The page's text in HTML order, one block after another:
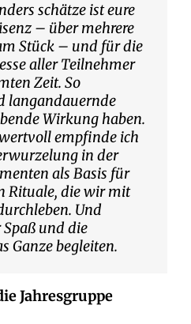
schätze ist eure
– über mehrere
Stück – und für die
aller Teilnehmer
Zeit. So
langandauernde
Wirkung haben.
empfinde ich
in der
als Basis für
Rituale, die wir mit
Und
und die
Ganze begleiten.
Jahresgruppe